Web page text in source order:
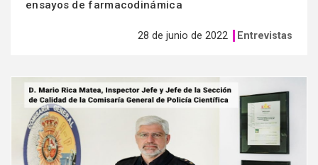
ensayos de farmacodinámica
28 de junio de 2022 Entrevistas
Ver
más